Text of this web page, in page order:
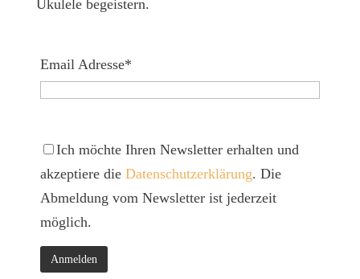
Ukulele begeistern.
Email Adresse*
Ich möchte Ihren Newsletter erhalten und
akzeptiere die Datenschutzerklärung. Die
Abmeldung vom Newsletter ist jederzeit
möglich.